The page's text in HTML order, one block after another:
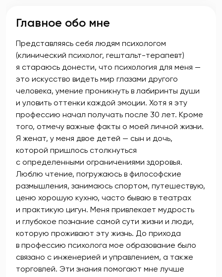
Главное обо мне
Представляясь себя людям психологом
(клинический психолог, гештальт-терапевт)
я стараюсь донести, что психология для меня —
это искусство видеть мир глазами другого
человека, умение проникнуть в лабиринты души
и уловить оттенки каждой эмоции. Хотя я эту
профессию начал получать после 30 лет. Кроме
того, отмечу важные факты о моей личной жизни.
Я женат, у меня двое детей — сын и дочь,
которой пришлось столкнуться
с определенными ограничениями здоровья.
Люблю чтение, погружаюсь в философские
размышления, занимаюсь спортом, путешествую,
ценю хорошую кухню, часто бываю в театрах
и практикую цигун. Меня привлекает мудрость
и глубокое познание самой сути жизни и люди,
которую проживают эту жизнь. До прихода
в профессию психолога мое образование было
связано с инженерией и управлением, а также
торговлей. Эти знания помогают мне лучше